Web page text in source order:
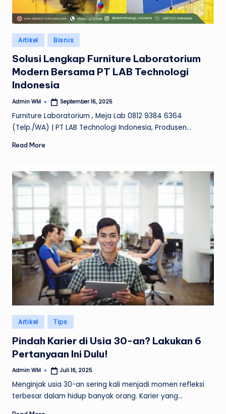
Posted
in
Artikel Bisnis
Solusi Lengkap Furniture Laboratorium
Modern Bersama PT LAB Technologi
Indonesia
Posted
Admin WM September 16, 2025
Furniture Laboratorium , Meja Lab 0812 9384 6364
(Telp./WA) | PT LAB Technologi Indonesia, Produsen…
Read More
Posted
in
Artikel Tips
Pindah Karier di Usia 30-an? Lakukan 6
Pertanyaan Ini Dulu!
Posted
Admin WM Juli 16, 2025
Menginjak usia 30-an sering kali menjadi momen refleksi
terbesar dalam hidup banyak orang. Karier yang…